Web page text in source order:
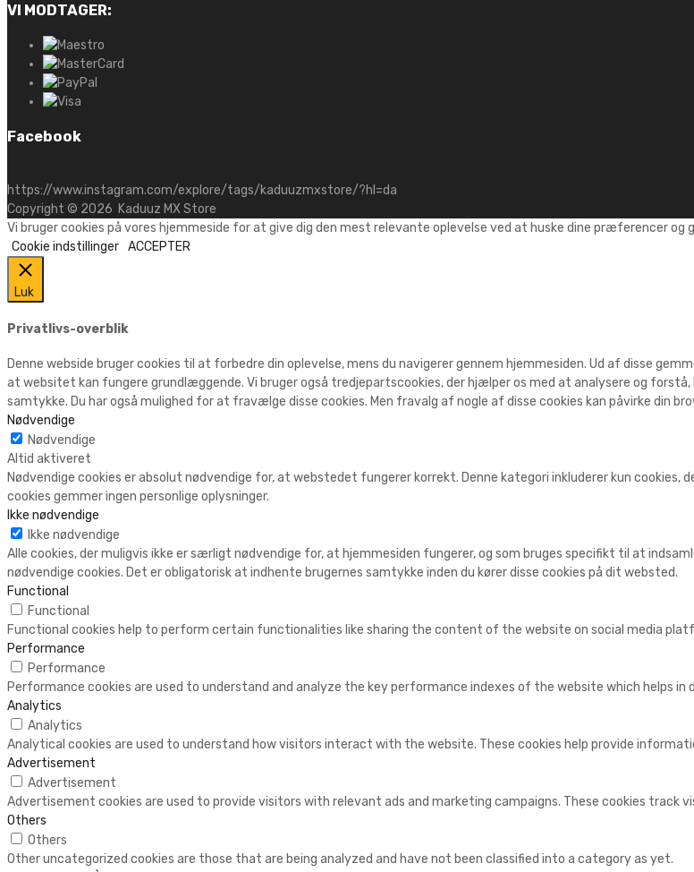
VI MODTAGER:
Facebook
https://www.instagram.com/explore/tags/kaduuzmxstore/?hl=da
Copyright © 2026 Kaduuz MX Store
Vi bruger cookies på vores hjemmeside for at give dig den mest relevante oplevelse ved at huske dine præferencer
Cookie indstillinger ACCEPTER
Luk
Privatlivs-overblik
Denne webside bruger cookies til at forbedre din oplevelse, mens du navigerer gennem hjemmesiden. Ud af disse
at websitet kan fungere grundlæggende. Vi bruger også tredjepartscookies, der hjælper os med at analysere og
samtykke. Du har også mulighed for at fravælge disse cookies. Men fravalg af nogle af disse cookies kan påvirke din
Nødvendige
Nødvendige
Altid aktiveret
Nødvendige cookies er absolut nødvendige for, at webstedet fungerer korrekt. Denne kategori inkluderer kun
cookies gemmer ingen personlige oplysninger.
Ikke nødvendige
Ikke nødvendige
Alle cookies, der muligvis ikke er særligt nødvendige for, at hjemmesiden fungerer, og som bruges specifikt til at
nødvendige cookies. Det er obligatorisk at indhente brugernes samtykke inden du kører disse cookies på dit websted.
Functional
Functional
Functional cookies help to perform certain functionalities like sharing the content of the website on social media
Performance
Performance
Performance cookies are used to understand and analyze the key performance indexes of the website which helps
Analytics
Analytics
Analytical cookies are used to understand how visitors interact with the website. These cookies help provide
Advertisement
Advertisement
Advertisement cookies are used to provide visitors with relevant ads and marketing campaigns. These cookies
Others
Others
Other uncategorized cookies are those that are being analyzed and have not been classified into a category as yet.